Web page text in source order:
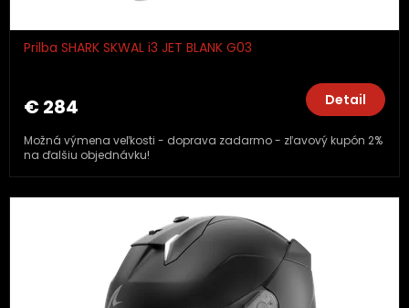
Prilba SHARK SKWAL i3 JET BLANK G03
€ 284 Detail
Možná výmena veľkosti - doprava zadarmo - zľavový kupón 2%
na ďalšiu objednávku!